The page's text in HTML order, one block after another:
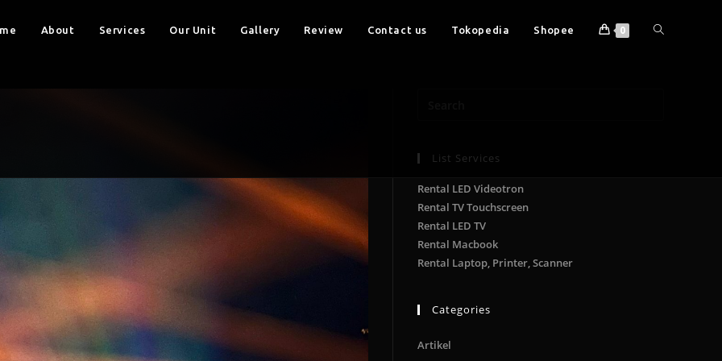
About Services Our Unit Gallery Review Contact us Tokopedia Shopee 0
List Services
Rental LED Videotron
Rental TV Touchscreen
Rental LED TV
Rental Macbook
Rental Laptop, Printer, Scanner
Categories
Artikel